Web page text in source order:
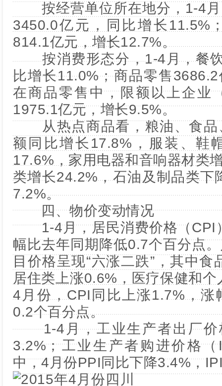
按经营单位所在地分，1-4月
3450.0亿元，同比增长11.5%
814.1亿元，增长12.7%。
按消费形态分，1-4月，餐饮
比增长11.0%；商品零售
在商品零售中，限额以上企业
1975.1亿元，增长9.5%。
从热点商品看，粮油、食品
额同比增长17.8%，服装、鞋
17.6%，家用电器和音响器材类
类增长24.2%，石油及制品类下
7.2%。
四、物价变动情况
1-4月，居民消费价格（CPI
幅比去年同期降低0.7个百分点
目价格呈现“六涨二跌”，其中
居住类上涨0.6%，医疗保健和
4月份，CPI同比上涨1.7%，涨
0.2个百分点。
1-4月，工业生产者出厂价
3.2%；工业生产者购进价格
中，4月份PPI同比下降3.4%，